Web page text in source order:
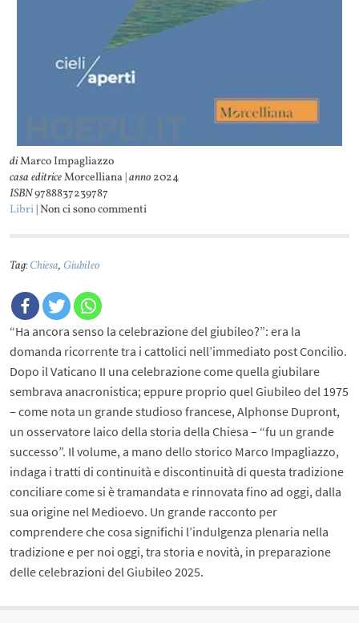
diMarco Impagliazzo
casa editriceMorcelliana |anno 2024
ISBN9788837239787
Libri| Non ci sono commenti
Tag:Chiesa, Giubileo
“Ha ancora senso la celebrazione del giubileo?”: era la
domanda ricorrente tra i cattolici nell’immediato post Concilio.
Dopo il Vaticano II una celebrazione come quella giubilare
sembrava anacronistica; eppure proprio quel Giubileo del 1975
– come nota un grande studioso francese, Alphonse Dupront,
un osservatore laico della storia della Chiesa – “fu un grande
successo”. Il volume, a mano dello storico Marco Impagliazzo,
indaga i tratti di continuità e discontinuità di questa tradizione
conciliare come si è tramandata e rinnovata fino ad oggi, dalla
sua origine nel Medioevo. Un grande racconto per
comprendere che cosa significhi l’indulgenza plenaria nella
tradizione e per noi oggi, tra storia e novità, in preparazione
delle celebrazioni del Giubileo 2025.